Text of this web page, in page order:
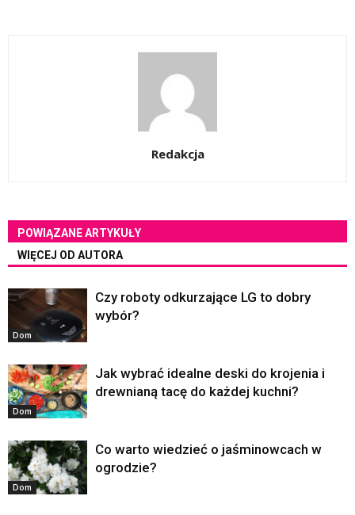
Redakcja
POWIĄZANE ARTYKUŁY
WIĘCEJ OD AUTORA
Dom
Czy roboty odkurzające LG to dobry
wybór?
Dom
Jak wybrać idealne deski do krojenia i
drewnianą tacę do każdej kuchni?
Dom
Co warto wiedzieć o jaśminowcach w
ogrodzie?